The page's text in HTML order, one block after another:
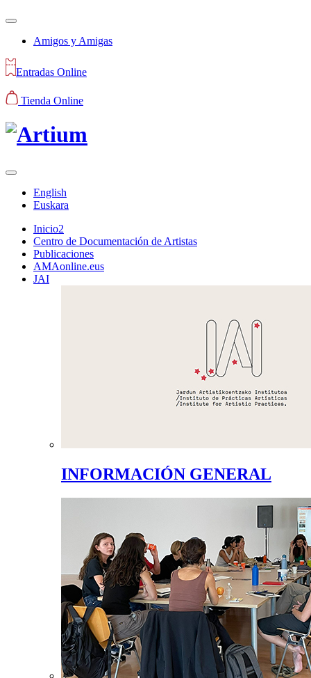
Amigos y Amigas
Entradas Online
Tienda Online
English
Euskara
Inicio2
Centro de Documentación de Artistas
Publicaciones
AMAonline.eus
JAI
INFORMACIÓN GENERAL